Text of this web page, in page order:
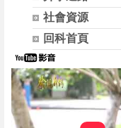
社會資源
回科首頁